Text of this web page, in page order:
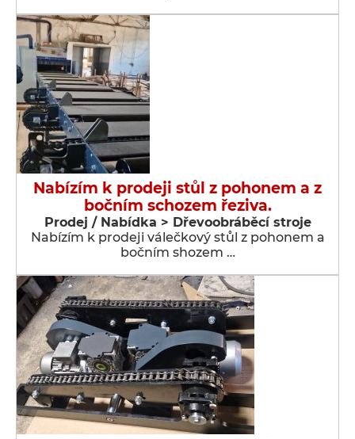
Nabízím k prodeji stůl z pohonem a z
bočním schozem řeziva.
Prodej / Nabídka > Dřevoobráběcí stroje
Nabízím k prodeji válečkový stůl z pohonem a
bočním shozem …